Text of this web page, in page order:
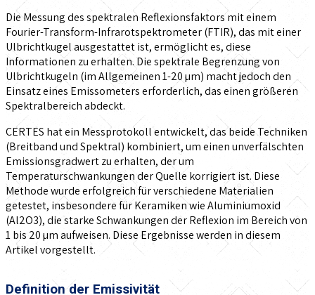
Die Messung des spektralen Reflexionsfaktors mit einem
Fourier-Transform-Infrarotspektrometer (FTIR), das mit einer
Ulbrichtkugel ausgestattet ist, ermöglicht es, diese
Informationen zu erhalten. Die spektrale Begrenzung von
Ulbrichtkugeln (im Allgemeinen 1-20 µm) macht jedoch den
Einsatz eines Emissometers erforderlich, das einen größeren
Spektralbereich abdeckt.
CERTES hat ein Messprotokoll entwickelt, das beide Techniken
(Breitband und Spektral) kombiniert, um einen unverfälschten
Emissionsgradwert zu erhalten, der um
Temperaturschwankungen der Quelle korrigiert ist. Diese
Methode wurde erfolgreich für verschiedene Materialien
getestet, insbesondere für Keramiken wie Aluminiumoxid
(Al2O3), die starke Schwankungen der Reflexion im Bereich von
1 bis 20 µm aufweisen. Diese Ergebnisse werden in diesem
Artikel vorgestellt.
Definition der Emissivität